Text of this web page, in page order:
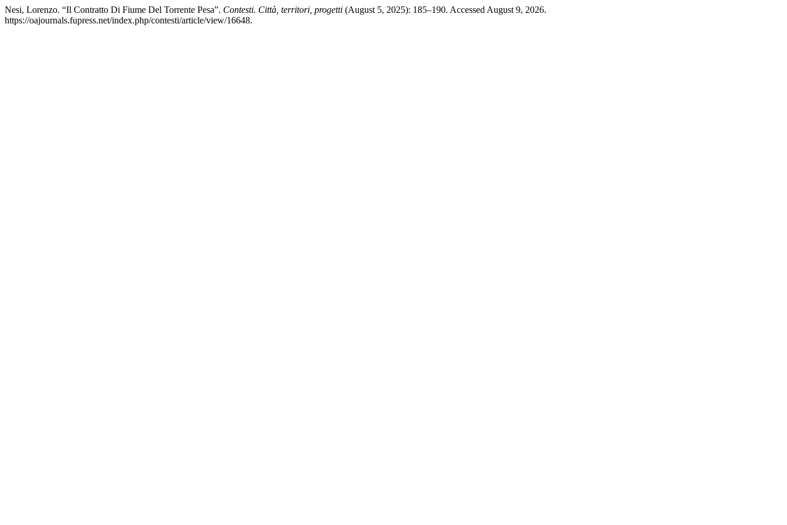
Nesi, Lorenzo. “Il Contratto Di Fiume Del Torrente Pesa”. Contesti. Città, territori, progetti (August 5, 2025): 185–190. Accessed August 9, 2026.
https://oajournals.fupress.net/index.php/contesti/article/view/16648.